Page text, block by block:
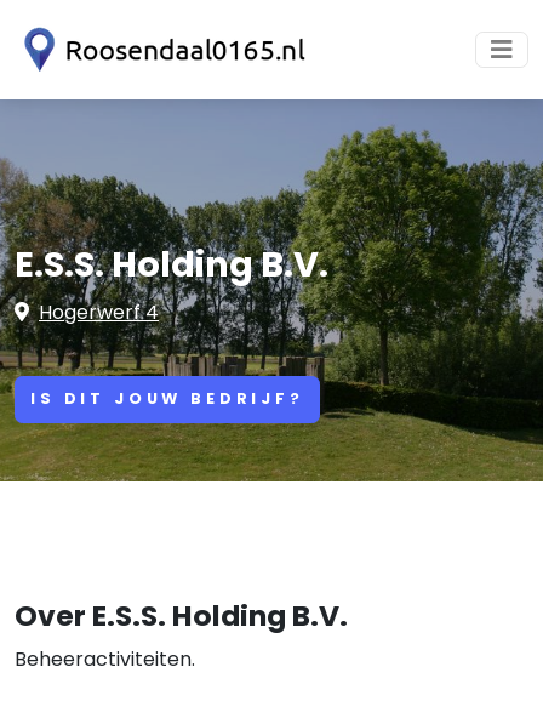
E.S.S. Holding B.V.
Hogerwerf 4
IS DIT JOUW BEDRIJF?
Over E.S.S. Holding B.V.
Beheeractiviteiten.